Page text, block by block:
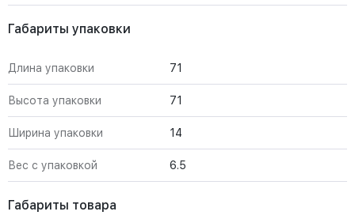
Габариты упаковки
Длина упаковки 71
Высота упаковки 71
Ширина упаковки 14
Вес с упаковкой 6.5
Габариты товара